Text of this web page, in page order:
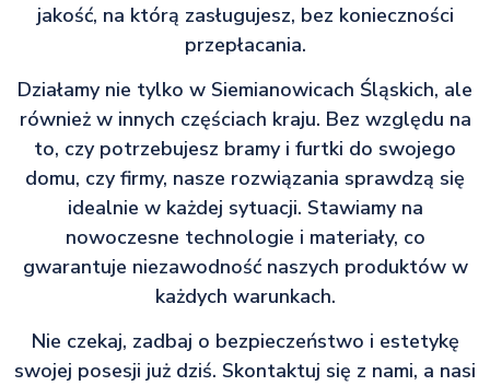
jakość, na którą zasługujesz, bez konieczności
przepłacania.
Działamy nie tylko w Siemianowicach Śląskich, ale
również w innych częściach kraju. Bez względu na
to, czy potrzebujesz bramy i furtki do swojego
domu, czy firmy, nasze rozwiązania sprawdzą się
idealnie w każdej sytuacji. Stawiamy na
nowoczesne technologie i materiały, co
gwarantuje niezawodność naszych produktów w
każdych warunkach.
Nie czekaj, zadbaj o bezpieczeństwo i estetykę
swojej posesji już dziś. Skontaktuj się z nami, a nasi